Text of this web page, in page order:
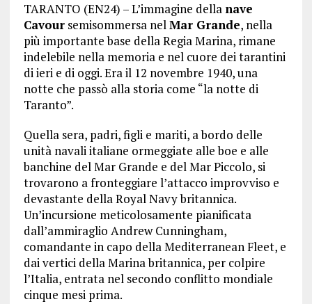
TARANTO (EN24) – L’immagine della nave
Cavoursemisommersa nelMar Grande, nella
più importante base della Regia Marina, rimane
indelebile nella memoria e nel cuore dei tarantini
di ieri e di oggi. Era il 12 novembre 1940, una
notte che passò alla storia come “la notte di
Taranto”.
Quella sera, padri, figli e mariti, a bordo delle
unità navali italiane ormeggiate alle boe e alle
banchine del Mar Grande e del Mar Piccolo, si
trovarono a fronteggiare l’attacco improvviso e
devastante della Royal Navy britannica.
Un’incursione meticolosamente pianificata
dall’ammiraglio Andrew Cunningham,
comandante in capo della Mediterranean Fleet, e
dai vertici della Marina britannica, per colpire
l’Italia, entrata nel secondo conflitto mondiale
cinque mesi prima.